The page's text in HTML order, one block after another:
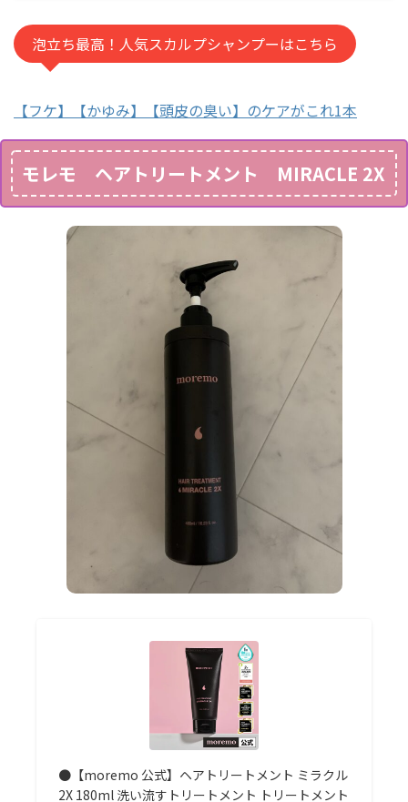
泡立ち最高！人気スカルプシャンプーはこちら
【フケ】【かゆみ】【頭皮の臭い】のケアがこれ1本
モレモ ヘアトリートメント MIRACLE 2X
●【moremo 公式】ヘアトリートメント ミラクル
2X 180ml 洗い流すトリートメント トリートメント